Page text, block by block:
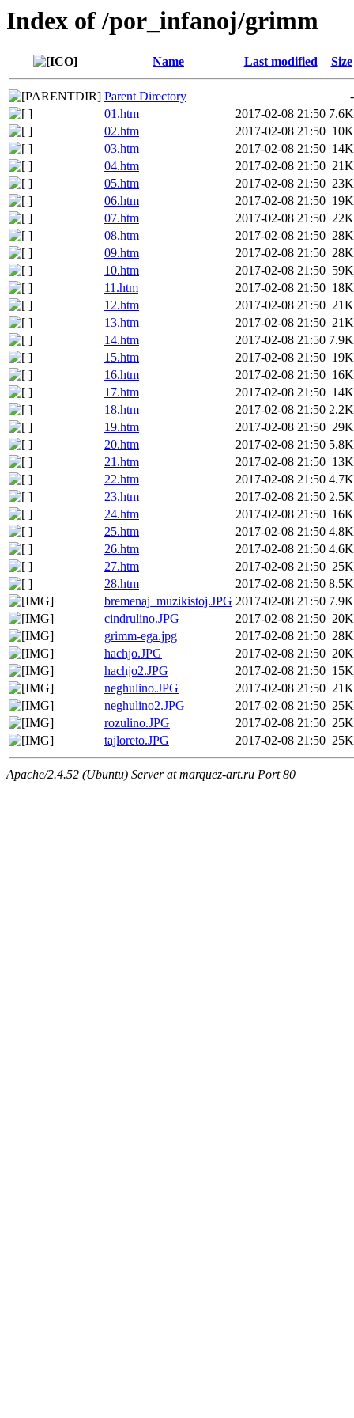
Index of /por_infanoj/grimm
Name Last modified Size
Parent Directory
-
01.htm
2017-02-08 21:50 7.6K
02.htm
2017-02-08 21:50 10K
03.htm
2017-02-08 21:50 14K
04.htm
2017-02-08 21:50 21K
05.htm
2017-02-08 21:50 23K
06.htm
2017-02-08 21:50 19K
07.htm
2017-02-08 21:50 22K
08.htm
2017-02-08 21:50 28K
09.htm
2017-02-08 21:50 28K
10.htm
2017-02-08 21:50 59K
11.htm
2017-02-08 21:50 18K
12.htm
2017-02-08 21:50 21K
13.htm
2017-02-08 21:50 21K
14.htm
2017-02-08 21:50 7.9K
15.htm
2017-02-08 21:50 19K
16.htm
2017-02-08 21:50 16K
17.htm
2017-02-08 21:50 14K
18.htm
2017-02-08 21:50 2.2K
19.htm
2017-02-08 21:50 29K
20.htm
2017-02-08 21:50 5.8K
21.htm
2017-02-08 21:50 13K
22.htm
2017-02-08 21:50 4.7K
23.htm
2017-02-08 21:50 2.5K
24.htm
2017-02-08 21:50 16K
25.htm
2017-02-08 21:50 4.8K
26.htm
2017-02-08 21:50 4.6K
27.htm
2017-02-08 21:50 25K
28.htm
2017-02-08 21:50 8.5K
bremenaj_muzikistoj.JPG 2017-02-08 21:50 7.9K
cindrulino.JPG
2017-02-08 21:50 20K
grimm-ega.jpg
2017-02-08 21:50 28K
hachjo.JPG
2017-02-08 21:50 20K
hachjo2.JPG
2017-02-08 21:50 15K
neghulino.JPG
2017-02-08 21:50 21K
neghulino2.JPG
2017-02-08 21:50 25K
rozulino.JPG
2017-02-08 21:50 25K
tajloreto.JPG
2017-02-08 21:50 25K
Apache/2.4.52 (Ubuntu) Server at marquez-art.ru Port 80